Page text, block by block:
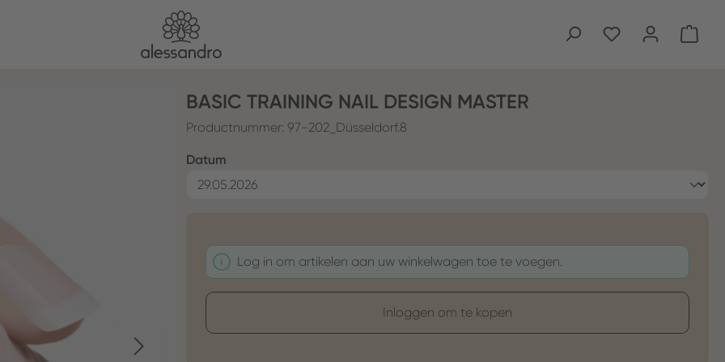
BASIC TRAINING NAIL DESIGN MASTER
Productnummer: 97-202_Düsseldorf.8
Selecteer
Datum
Log in om artikelen aan uw winkelwagen toe te voegen.
Inloggen om te kopen